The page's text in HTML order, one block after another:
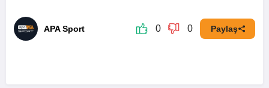
APA Sport 0 0 Paylaş